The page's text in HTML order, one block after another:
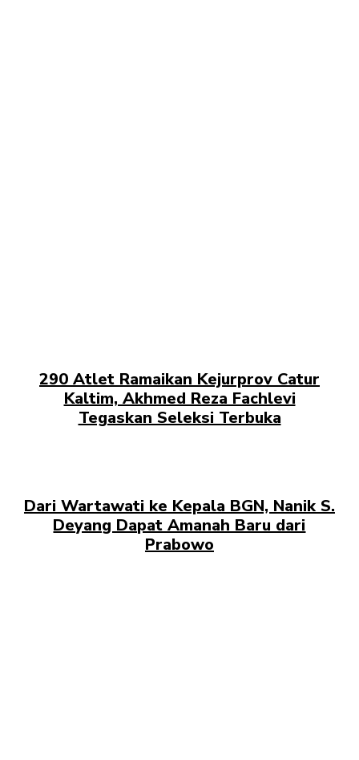
290 Atlet Ramaikan Kejurprov Catur
Kaltim, Akhmed Reza Fachlevi
Tegaskan Seleksi Terbuka
Dari Wartawati ke Kepala BGN, Nanik S.
Deyang Dapat Amanah Baru dari
Prabowo